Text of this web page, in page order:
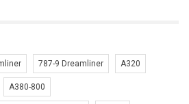
787-9 Dreamliner A320
A380-800